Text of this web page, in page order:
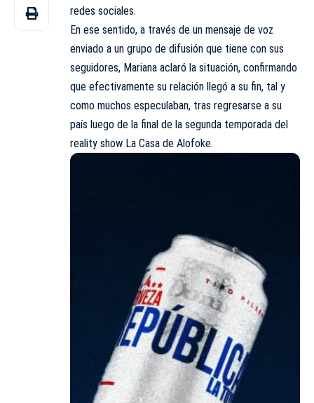
redes sociales.
En ese sentido, a través de un mensaje de voz
enviado a un grupo de difusión que tiene con sus
seguidores, Mariana aclaró la situación, confirmando
que efectivamente su relación llegó a su fin, tal y
como muchos especulaban, tras regresarse a su
país luego de la final de la segunda temporada del
reality show La Casa de Alofoke.